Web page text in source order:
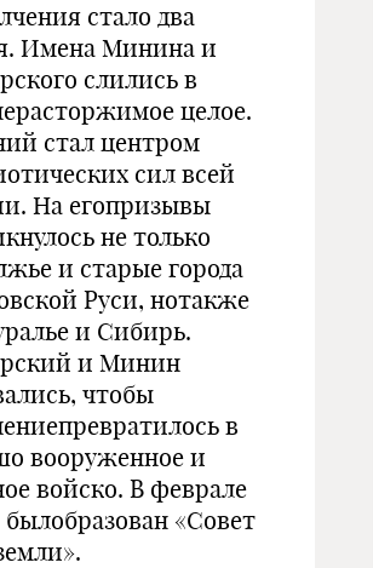
стало два
Имена Минина и
слились в
целое.
стал центром
сил всей
На егопризывы
не только
и старые города
Руси, нотакже
и Сибирь.
и Минин
чтобы
в
вооруженное и
войско. В феврале
былобразован «Совет